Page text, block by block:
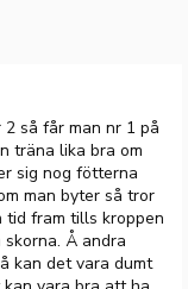
så får man nr 1 på
träna lika bra om
sig nog fötterna
man byter så tror
tid fram tills kroppen
Å andra
kan det vara dumt